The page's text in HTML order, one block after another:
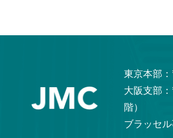
東京本部
大阪支部
階）
ブラッセ